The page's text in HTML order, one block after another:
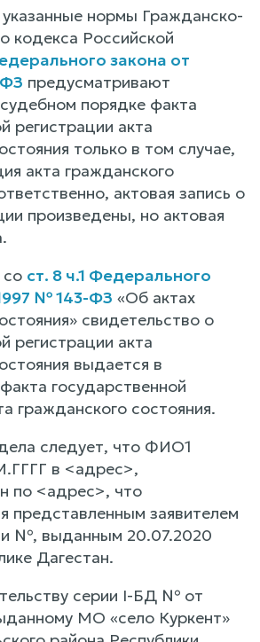
указанные нормы Гражданско-
кодекса Российской
закона от
ФЗ предусматривают
порядке факта
регистрации акта
только в том случае,
акта гражданского
актовая запись о
произведены, но актовая
со ст. 8 ч.1 Федерального
№ 143-ФЗ «Об актах
свидетельство о
регистрации акта
выдается в
государственной
гражданского состояния.
следует, что ФИО1
в <адрес>,
по <адрес>, что
представленным заявителем
№, выданным 20.07.2020
Дагестан.
серии I-БД № от
МО «село Куркент»